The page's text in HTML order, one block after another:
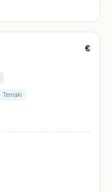
€
Temaki